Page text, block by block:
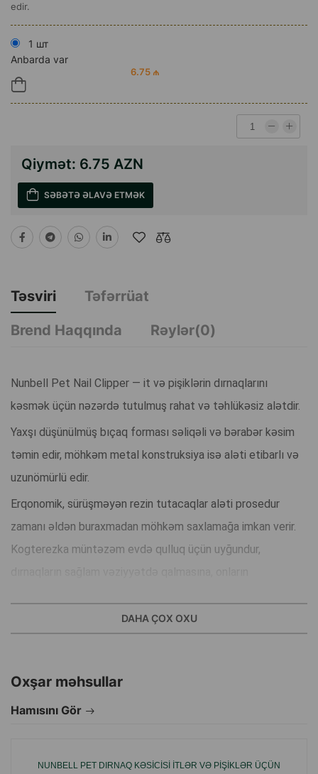
edir.
1 шт
Anbarda var
6.75 ₼
Qiymət: 6.75 AZN
SƏBƏTƏ ƏLAVƏ ETMƏK
Təsviri
Təfərrüat
Brend Haqqında
Rəylər(0)
Nunbell Pet Nail Clipper — it və pişiklərin dırnaqlarını
kəsmək üçün nəzərdə tutulmuş rahat və təhlükəsiz alətdir.
Yaxşı düşünülmüş bıçaq forması səliqəli və bərabər kəsim
təmin edir, möhkəm metal konstruksiya isə aləti etibarlı və
uzunömürlü edir.
Erqonomik, sürüşməyən rezin tutacaqlar aləti prosedur
zamanı əldən buraxmadan möhkəm saxlamağa imkan verir.
Kogterezka müntəzəm evdə qulluq üçün uyğundur,
• Təhlükəsiz kəsici hissə forması
• Rahat, rezinləşdirilmiş sürüşməyən tutacaqlar
• Evdə gündəlik baxım üçün ideal alət
DAHA ÇOX OXU
Oxşar məhsullar
Hamısını Gör
NUNBELL PET DIRNAQ KƏSICISI ITLƏR VƏ PIŞIKLƏR ÜÇÜN